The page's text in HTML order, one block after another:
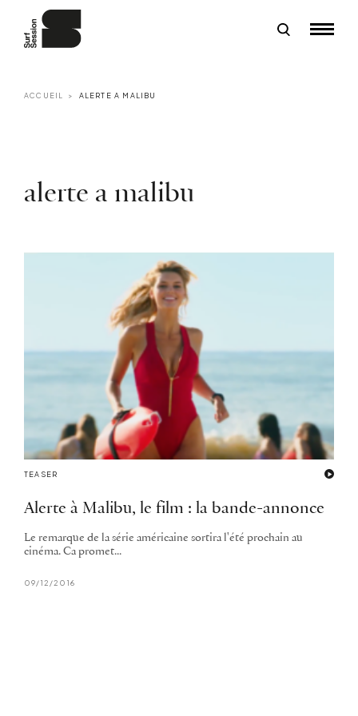
ACCUEIL ALERTE A MALIBU
alerte a malibu
TEASER
Alerte à Malibu, le film : la bande-annonce
Le remarque de la série américaine sortira l'été prochain au
cinéma. Ca promet...
09/12/2016